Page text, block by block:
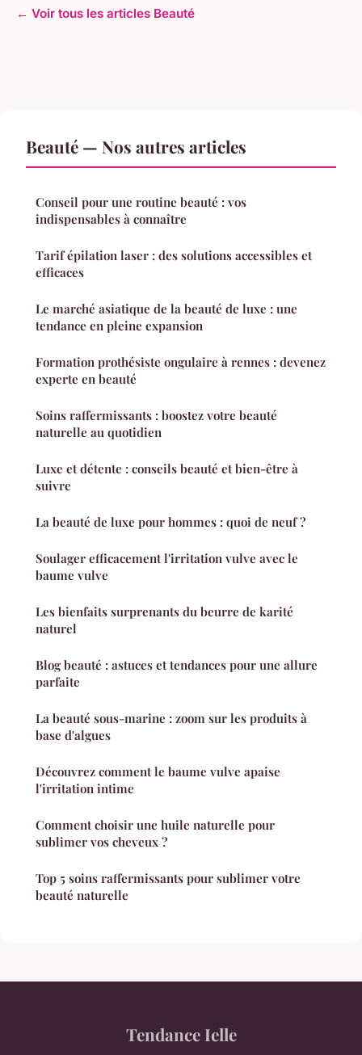
← Voir tous les articles Beauté
Beauté — Nos autres articles
Conseil pour une routine beauté : vos
indispensables à connaître
Tarif épilation laser : des solutions accessibles et
efficaces
Le marché asiatique de la beauté de luxe : une
tendance en pleine expansion
Formation prothésiste ongulaire à rennes : devenez
experte en beauté
Soins raffermissants : boostez votre beauté
naturelle au quotidien
Luxe et détente : conseils beauté et bien-être à
suivre
La beauté de luxe pour hommes : quoi de neuf ?
Soulager efficacement l'irritation vulve avec le
baume vulve
Les bienfaits surprenants du beurre de karité
naturel
Blog beauté : astuces et tendances pour une allure
parfaite
La beauté sous-marine : zoom sur les produits à
base d'algues
Découvrez comment le baume vulve apaise
l'irritation intime
Comment choisir une huile naturelle pour
sublimer vos cheveux ?
Top 5 soins raffermissants pour sublimer votre
beauté naturelle
Tendance Ielle